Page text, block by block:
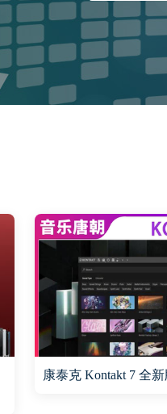
康泰克 Kontakt 7 全